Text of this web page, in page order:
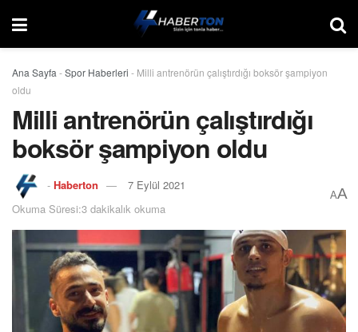
Ana Sayfa -Spor Haberleri - Milli antrenörün çalıştırdığı boksör şampiyon
oldu
Milli antrenörün çalıştırdığı
boksör şampiyon oldu
- Haberton
7 Eylül 2021
Okuma Süresi:3 dakikalık okuma
AA